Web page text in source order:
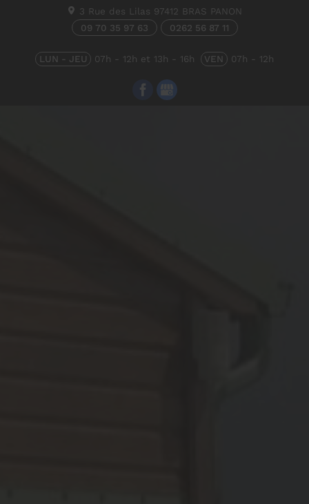
3 Rue des Lilas 97412 BRAS PANON
09 70 35 97 63
0262 56 87 11
LUN - JEU 07h - 12h et 13h - 16h VEN 07h - 12h